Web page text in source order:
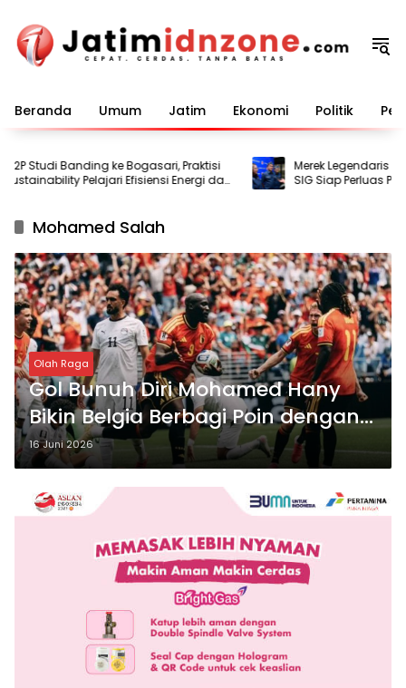
konten
Beranda Umum Jatim Ekonomi Politik
Studi Banding ke Bogasari, Praktisi
Pelajari Efisiensi Energi dan
Merek Legendaris
SIG Siap Perluas
Mohamed Salah
Olah Raga
Gol Bunuh Diri Mohamed Hany
Bikin Belgia Berbagi Poin dengan
Mesir
16 Juni 2026